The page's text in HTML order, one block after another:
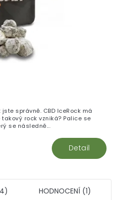
Detail
správně. CBD IceRock má
takový rock vzniká? Palice se
se následně...
HODNOCENÍ (1)